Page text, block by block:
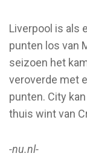
Liverpool is als
punten los van
seizoen het
veroverde met
punten. City
thuis wint van
-nu.nl-